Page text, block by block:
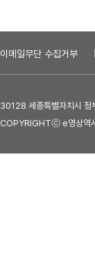
이메일무단 수집거부
30128 세종특별자치시
COPYRIGHTⓒ e영상역